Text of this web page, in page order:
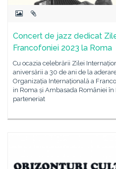
Concert de jazz dedicat
Francofoniei 2023 la Roma
Cu ocazia celebrării Zilei
aniversării a 30 de ani de la
Organizația Internațională a
in Roma și Ambasada României
parteneriat